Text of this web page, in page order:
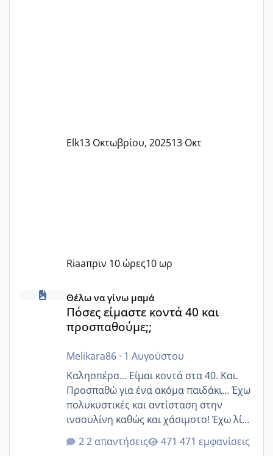
Elk13 Οκτωβρίου, 202513 Οκτ
Riaaπριν 10 ώρες10 ωρ
Πόσες είμαστε κοντά 40 και προσπαθούμε;;
Θέλω να γίνω μαμά
Πόσες είμαστε κοντά 40 και
προσπαθούμε;;
Melikara86· 1 Αυγούστου
Καλησπέρα... Είμαι κοντά στα 40. Και.
Προσπαθώ για ένα ακόμα παιδάκι... Έχω
πολυκυστικές και αντίσταση στην
ινσουλίνη καθώς και χάσιμοτο! Έχω λίγα
κιλά παραπάνω και όσο κ αν προσπαθώ
δεν χάνω εύκολα! Προσπαθώ για ακόμη
2 απαντήσεις 471 εμφανίσεις